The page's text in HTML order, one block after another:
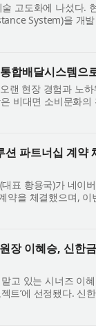
고도화에 나섰다.
System)을 개
합배달시스템으
랜 현장 경험과 노
비대면 소비문화
파트너십 계
표 황용국)가 네이
약을 체결했으며,
이혜승, 신한
고 있는 시너즈 이
트’에 선정됐다. 신